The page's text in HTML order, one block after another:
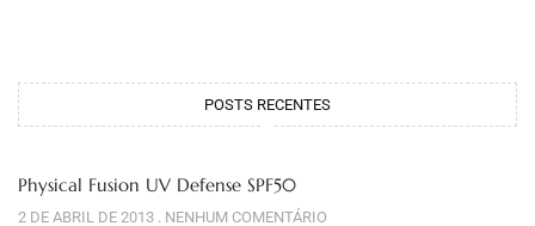
POSTS RECENTES
Physical Fusion UV Defense SPF50
2 DE ABRIL DE 2013 NENHUM COMENTÁRIO